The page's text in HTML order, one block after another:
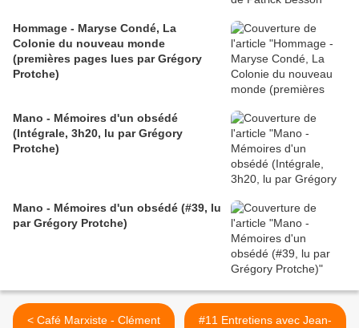
Hommage - Maryse Condé, La
Colonie du nouveau monde
(premières pages lues par Grégory
Protche)
Mano - Mémoires d'un obsédé
(Intégrale, 3h20, lu par Grégory
Protche)
Mano - Mémoires d'un obsédé (#39, lu
par Grégory Protche)
< Café Marxiste - Clément
#11 Entretiens avec Jean-